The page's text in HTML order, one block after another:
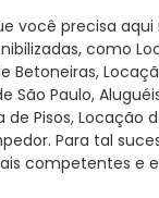
você precisa aqui
como
Betoneiras,
São Paulo,
Pisos, Locação
Para tal
competentes e